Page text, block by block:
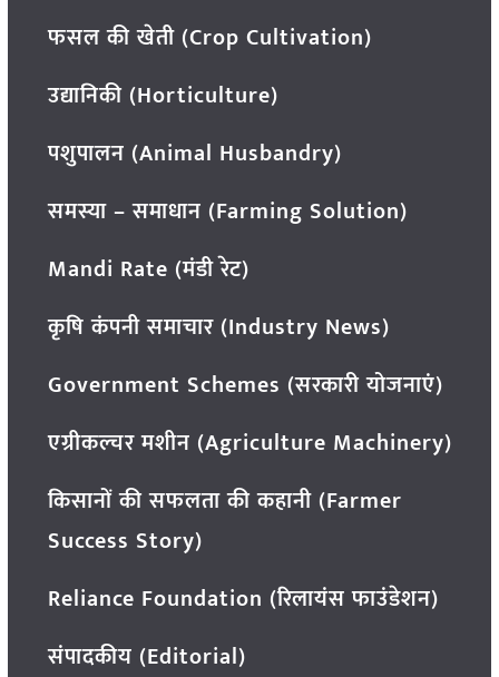
फसल की खेती (Crop Cultivation)
उद्यानिकी (Horticulture)
पशुपालन (Animal Husbandry)
समस्या – समाधान (Farming Solution)
Mandi Rate (मंडी रेट)
कृषि कंपनी समाचार (Industry News)
Government Schemes (सरकारी योजनाएं)
एग्रीकल्चर मशीन (Agriculture Machinery)
किसानों की सफलता की कहानी (Farmer
Success Story)
Reliance Foundation (रिलायंस फाउंडेशन)
संपादकीय (Editorial)